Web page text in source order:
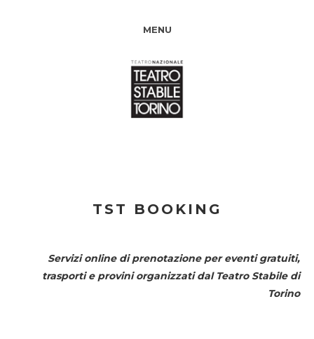
MENU
TST BOOKING
Servizi online di prenotazione per eventi gratuiti,
trasporti e provini organizzati dal Teatro Stabile di
Torino